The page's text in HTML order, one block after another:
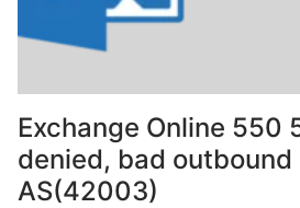
Exchange Online 550
denied, bad outbound
AS(42003)